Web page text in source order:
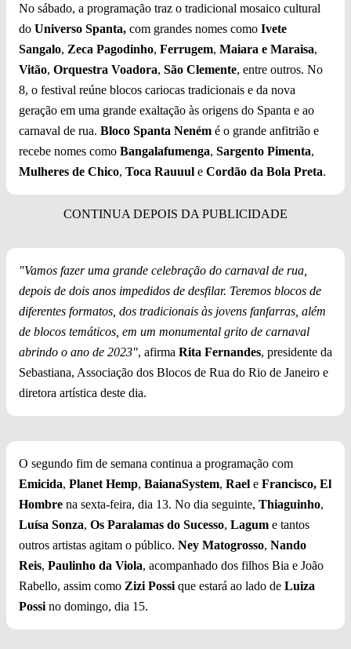
No sábado, a programação traz o tradicional mosaico cultural
do Universo Spanta, com grandes nomes como Ivete
Sangalo, Zeca Pagodinho, Ferrugem, Maiara e Maraisa,
Vitão, Orquestra Voadora, São Clemente, entre outros. No
8, o festival reúne blocos cariocas tradicionais e da nova
geração em uma grande exaltação às origens do Spanta e ao
carnaval de rua. Bloco Spanta Neném é o grande anfitrião e
recebe nomes como Bangalafumenga, Sargento Pimenta,
Mulheres de Chico, Toca Rauuul e Cordão da Bola Preta.
"Vamos fazer uma grande celebração do carnaval de rua,
depois de dois anos impedidos de desfilar. Teremos blocos de
diferentes formatos, dos tradicionais às jovens fanfarras, além
de blocos temáticos, em um monumental grito de carnaval
abrindo o ano de 2023", afirma Rita Fernandes, presidente da
Sebastiana, Associação dos Blocos de Rua do Rio de Janeiro e
diretora artística deste dia.
O segundo fim de semana continua a programação com
Emicida, Planet Hemp, BaianaSystem, Rael e Francisco, El
Hombre na sexta-feira, dia 13. No dia seguinte, Thiaguinho,
Luísa Sonza, Os Paralamas do Sucesso, Lagum e tantos
outros artistas agitam o público. Ney Matogrosso, Nando
Reis, Paulinho da Viola, acompanhado dos filhos Bia e João
Rabello, assim como Zizi Possi que estará ao lado de Luiza
Possi no domingo, dia 15.